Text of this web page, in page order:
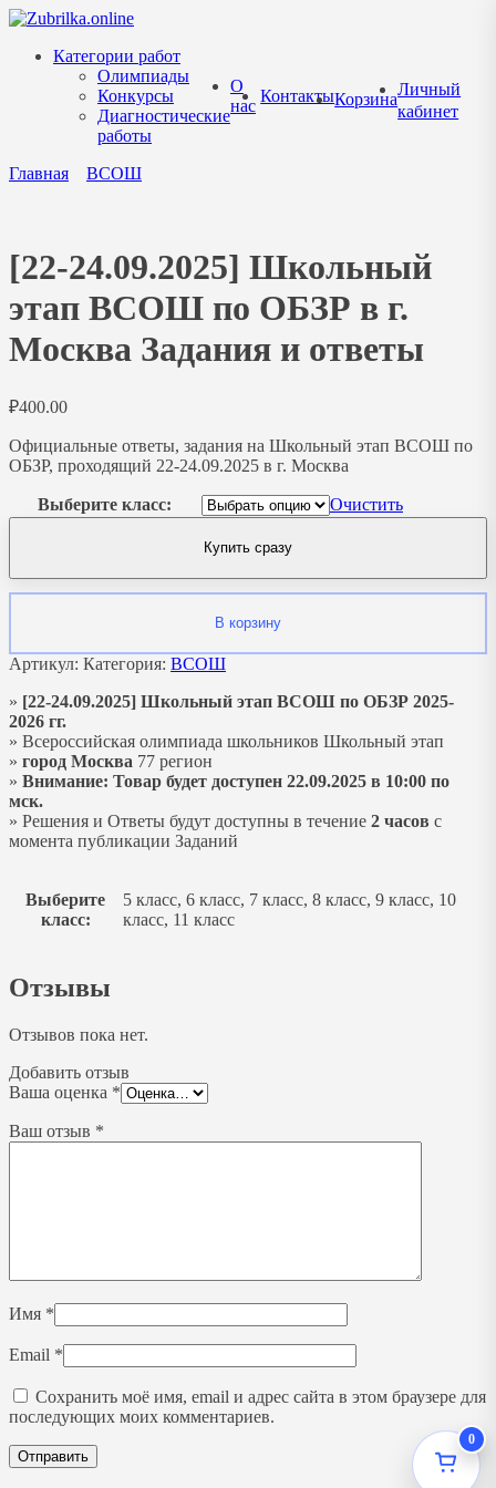
Перейти
содержанию
Категории работ
Олимпиады
Конкурсы
Диагностические
работы
О
нас
КонтактыКорзина
Личный
кабинет
Главная ВСОШ
[22-24.09.2025] Школьный
этап ВСОШ по ОБЗР в г.
Москва Задания и ответы
₽400.00
Официальные ответы, задания на Школьный этап ВСОШ по
ОБЗР, проходящий 22-24.09.2025 в г. Москва
Выберите класс: Очистить
Купить сразу
В корзину
Артикул: Категория: ВСОШ
» [22-24.09.2025] Школьный этап ВСОШ по ОБЗР 2025-
2026 гг.
» Всероссийская олимпиада школьников Школьный этап
» город Москва 77 регион
» Внимание: Товар будет доступен 22.09.2025 в 10:00 по
мск.
» Решения и Ответы будут доступны в течение 2 часов с
момента публикации Заданий
Выберите
класс:
5 класс, 6 класс, 7 класс, 8 класс, 9 класс, 10
класс, 11 класс
Отзывы
Отзывов пока нет.
Добавить отзыв
Ваша оценка *
Ваш отзыв *
Имя *
Email *
Сохранить моё имя, email и адрес сайта в этом браузере для
последующих моих комментариев.
0